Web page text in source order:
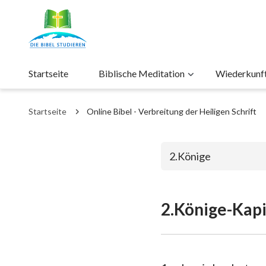
Startseite Biblische Meditation
Startseite Online Bibel - Verbreitung der Heiligen Schrift
2.Könige
Das alte
2.Könige-